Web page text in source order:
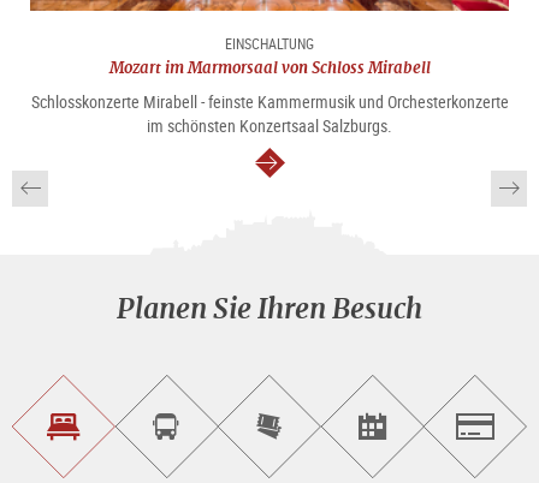
EINSCHALTUNG
Mozart im Marmorsaal von Schloss Mirabell
Schlosskonzerte Mirabell - feinste Kammermusik und Orchesterkonzerte
im schönsten Konzertsaal Salzburgs.
weiter
Planen Sie Ihren Besuch
Unterkunft<br>findenSightseeing<br>Tour
buchen
Tickets
online<br>kaufen
Events<br>finden